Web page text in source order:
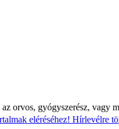
orvos, gyógyszerész, vagy
eléréséhez! Hírlevélre